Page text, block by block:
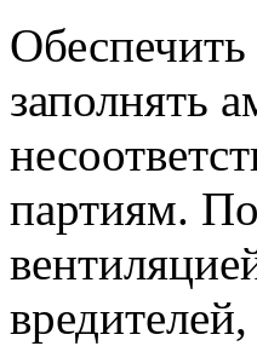
заполнять
партиям.